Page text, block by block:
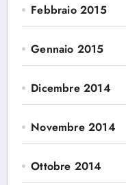
Febbraio 2015
Gennaio 2015
Dicembre 2014
Novembre 2014
Ottobre 2014